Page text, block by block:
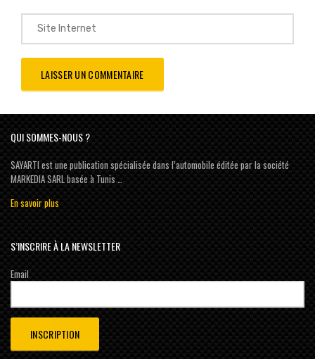
QUI SOMMES-NOUS ?
SAYARTI est une publication spécialisée dans l’automobile éditée par la société
MARKEDIA SARL basée à Tunis …
En savoir plus
S’INSCRIRE À LA NEWSLETTER
Email